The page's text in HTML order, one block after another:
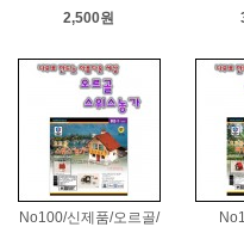
2,500원
No100/신제품/오르골/